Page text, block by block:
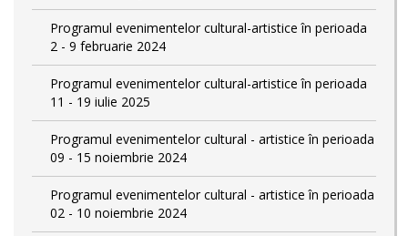
Programul evenimentelor cultural-artistice în perioada
2 - 9 februarie 2024
Programul evenimentelor cultural-artistice în perioada
11 - 19 iulie 2025
Programul evenimentelor cultural - artistice în perioada
09 - 15 noiembrie 2024
Programul evenimentelor cultural - artistice în perioada
02 - 10 noiembrie 2024